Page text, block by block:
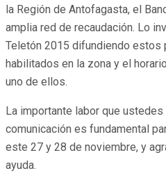
la Región de Antofagasta, el
amplia red de recaudación. Lo
Teletón 2015 difundiendo estos
habilitados en la zona y el
uno de ellos.
La importante labor que
comunicación es fundamental
este 27 y 28 de noviembre, y
ayuda.